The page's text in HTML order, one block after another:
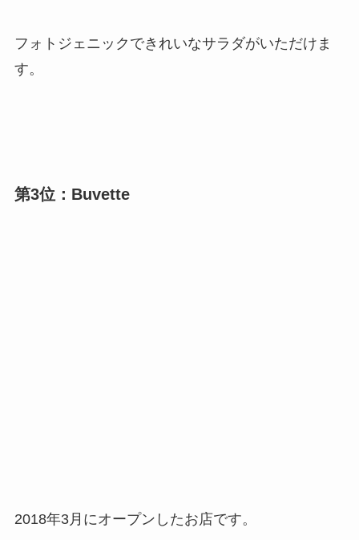
フォトジェニックできれいなサラダがいただけま
す。
第3位：Buvette
2018年3月にオープンしたお店です。